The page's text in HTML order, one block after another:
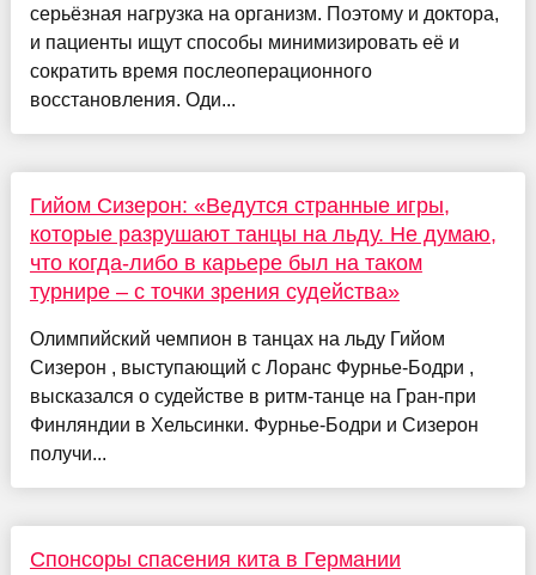
серьёзная нагрузка на организм. Поэтому и доктора,
и пациенты ищут способы минимизировать её и
сократить время послеоперационного
восстановления. Оди...
Гийом Сизерон: «Ведутся странные игры,
которые разрушают танцы на льду. Не думаю,
что когда-либо в карьере был на таком
турнире – с точки зрения судейства»
Олимпийский чемпион в танцах на льду Гийом
Сизерон , выступающий с Лоранс Фурнье-Бодри ,
высказался о судействе в ритм-танце на Гран-при
Финляндии в Хельсинки. Фурнье-Бодри и Сизерон
получи...
Спонсоры спасения кита в Германии